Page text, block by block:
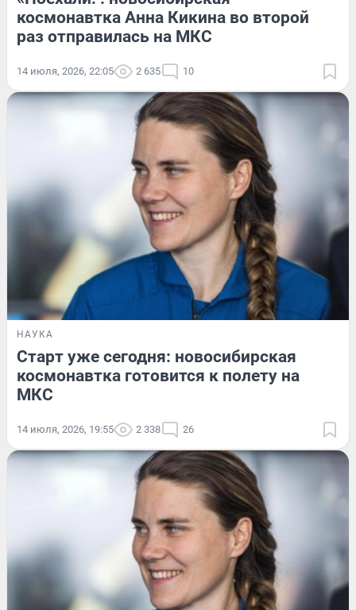
космонавтка Анна Кикина во второй
раз отправилась на МКС
14 июля, 2026, 22:05 2 635 10
НАУКА
Старт уже сегодня: новосибирская
космонавтка готовится к полету на
МКС
14 июля, 2026, 19:55 2 338 26